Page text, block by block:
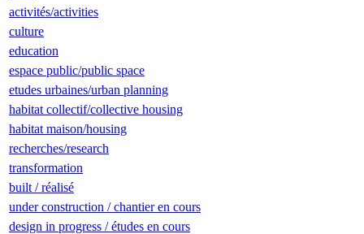
activités/activities
culture
education
espace public/public space
etudes urbaines/urban planning
habitat collectif/collective housing
habitat maison/housing
recherches/research
transformation
built / réalisé
under construction / chantier en cours
design in progress / études en cours